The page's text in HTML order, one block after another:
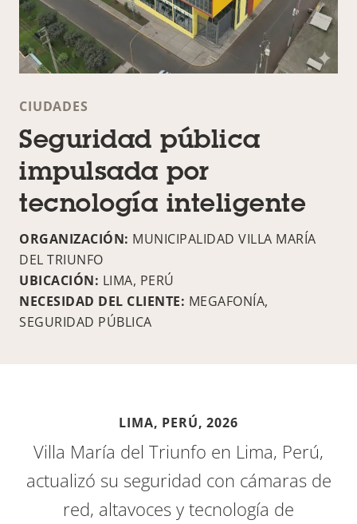
CIUDADES
Seguridad pública
impulsada por
tecnología inteligente
ORGANIZACIÓN: MUNICIPALIDAD VILLA MARÍA
DEL TRIUNFO
UBICACIÓN: LIMA, PERÚ
NECESIDAD DEL CLIENTE: MEGAFONÍA,
SEGURIDAD PÚBLICA
LIMA, PERÚ,2026
Villa María del Triunfo en Lima, Perú,
actualizó su seguridad con cámaras de
red, altavoces y tecnología de